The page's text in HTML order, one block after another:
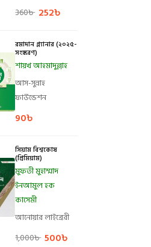
360৳ 252৳
রমাদান প্ল্যানার (২০২৫-
সংস্করণ)
শায়খ আহমাদুল্লাহ
আস-সুন্নাহ
ফাউন্ডেশন
90৳
সিয়াম বিশ্বকোষ
(প্রিমিয়াম)
মুফতী মুহাম্মাদ
ইনআমুল হক
কাসেমী
আনোয়ার লাইব্রেরী
1,000৳ 500৳